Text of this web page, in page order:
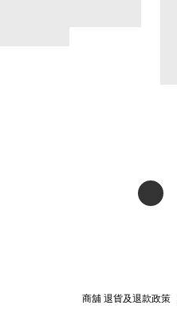
商舖 退貨及退款政策